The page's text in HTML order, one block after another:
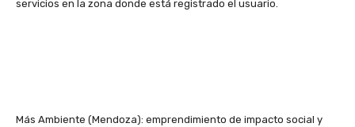
servicios en la zona donde está registrado el usuario.
Más Ambiente (Mendoza): emprendimiento de impacto social y